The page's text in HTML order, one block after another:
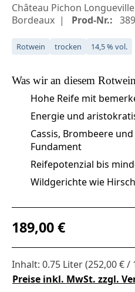
Château Pichon Longueville
Bordeaux
Prod-Nr.:
Rotwein trocken 14,5 % vol.
Was wir an diesem Rotwein
Hohe Reife mit
Energie und
Cassis, Brombeere
Fundament
Reifepotenzial bis
Wildgerichte wie
Regulärer Preis:
189,00 €
Inhalt: 0.75 Liter(252,00 € /
Preise inkl. MwSt. zzgl.